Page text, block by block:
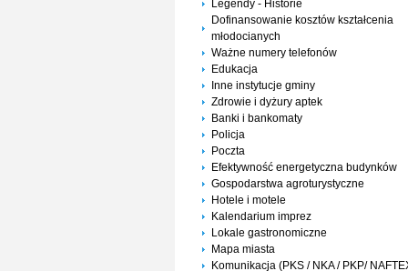
Legendy - Historie
Dofinansowanie kosztów kształcenia
młodocianych
Ważne numery telefonów
Edukacja
Inne instytucje gminy
Zdrowie i dyżury aptek
Banki i bankomaty
Policja
Poczta
Efektywność energetyczna budynków
Gospodarstwa agroturystyczne
Hotele i motele
Kalendarium imprez
Lokale gastronomiczne
Mapa miasta
Komunikacja (PKS / NKA / PKP/